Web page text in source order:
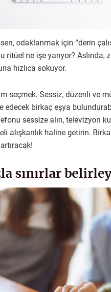
odaklanmak için “derin
ne işe yarıyor?
hızlıca sokuyor.
seçmek. Sessiz, düzenli ve
edecek birkaç eşya
sessize alın, televizyon
alışkanlık haline getirin.
sınırlar